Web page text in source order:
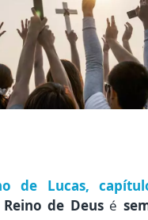
de Lucas,
Reino de Deusé